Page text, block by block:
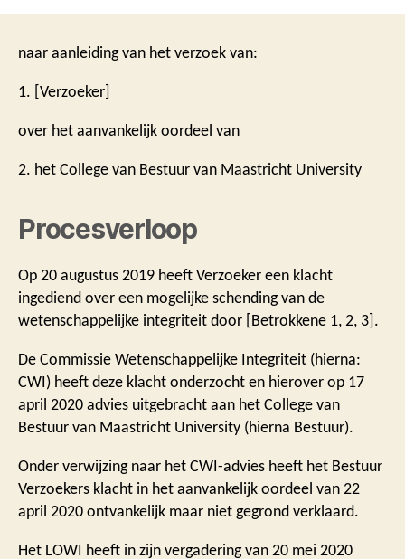
naar aanleiding van het verzoek van:
1. [Verzoeker]
over het aanvankelijk oordeel van
2. het College van Bestuur van Maastricht University
Procesverloop
Op 20 augustus 2019 heeft Verzoeker een klacht
ingediend over een mogelijke schending van de
wetenschappelijke integriteit door [Betrokkene 1, 2, 3].
De Commissie Wetenschappelijke Integriteit (hierna:
CWI) heeft deze klacht onderzocht en hierover op 17
april 2020 advies uitgebracht aan het College van
Bestuur van Maastricht University (hierna Bestuur).
Onder verwijzing naar het CWI-advies heeft het Bestuur
Verzoekers klacht in het aanvankelijk oordeel van 22
april 2020 ontvankelijk maar niet gegrond verklaard.
Het LOWI heeft in zijn vergadering van 20 mei 2020